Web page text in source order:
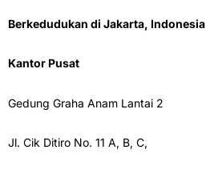
Berkedudukan di Jakarta, Indonesia
Kantor Pusat
Gedung Graha Anam Lantai 2
Jl. Cik Ditiro No. 11 A, B, C,